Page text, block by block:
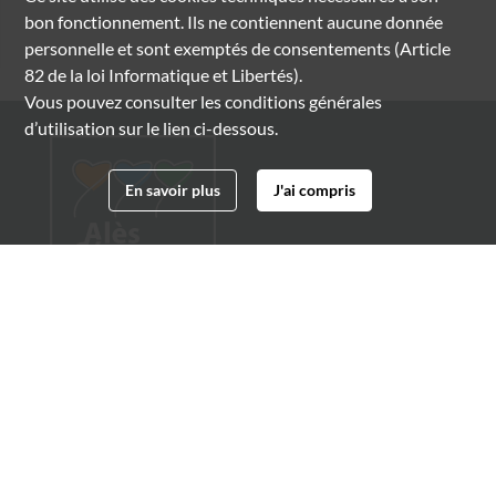
bon fonctionnement. Ils ne contiennent aucune donnée
personnelle et sont exemptés de consentements (Article
82 de la loi Informatique et Libertés).
Vous pouvez consulter les conditions générales
d’utilisation sur le lien ci-dessous.
En savoir plus J'ai compris